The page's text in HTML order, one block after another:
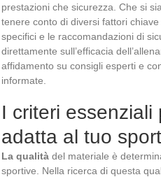
prestazioni che sicurezza. Che si
tenere conto di diversi fattori
specifici e le raccomandazioni di
direttamente sull’efficacia
affidamento su consigli esperti e
informate.
I criteri essenziali
adatta al tuo sport
La qualità del materiale è
sportive. Nella ricerca di questa